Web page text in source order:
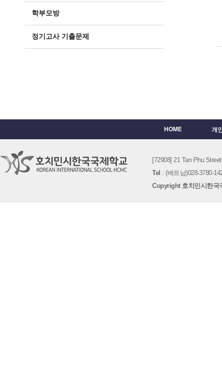
학부모방
정기고사 기출문제
HOME 개
[72908] 21 Tan Phu
Tel : (베트남)028-3780-
Copyright 호치민시한국